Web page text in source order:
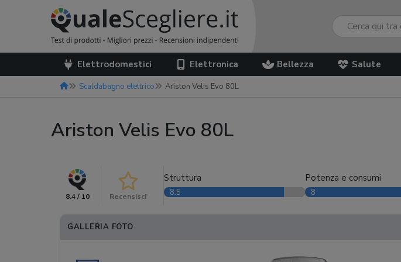
Elettrodomestici Elettronica Bellezza Salute
Scaldabagno elettrico Ariston Velis Evo 80L
Ariston Velis Evo 80L
8.4 / 10 Recensisci
Struttura
8.5
Potenza e consumi
8
GALLERIA FOTO